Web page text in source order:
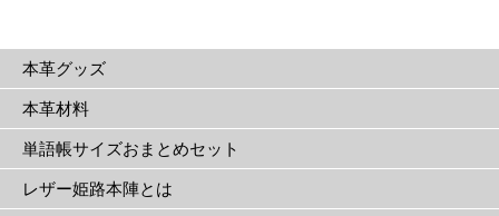
本革グッズ
本革材料
単語帳サイズおまとめセット
レザー姫路本陣とは